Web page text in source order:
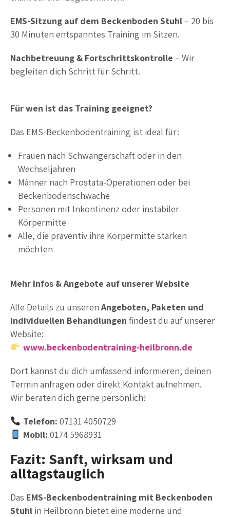
EMS-Sitzung auf dem Beckenboden Stuhl– 20 bis
30 Minuten entspanntes Training im Sitzen.
Nachbetreuung & Fortschrittskontrolle – Wir
begleiten dich Schritt für Schritt.
Für wen ist das Training geeignet?
Das EMS-Beckenbodentraining ist ideal für:
Frauen nach Schwangerschaft oder in den
Wechseljahren
Männer nach Prostata-Operationen oder bei
Beckenbodenschwäche
Personen mit Inkontinenz oder instabiler
Körpermitte
Alle, die präventiv ihre Körpermitte stärken
möchten
Mehr Infos & Angebote auf unserer Website
Alle Details zu unserenAngeboten, Paketen und
individuellen Behandlungen findest du auf unserer
Website:
www.beckenbodentraining-heilbronn.de
Dort kannst du dich umfassend informieren, deinen
Termin anfragen oder direkt Kontakt aufnehmen.
Wir beraten dich gerne persönlich!
Telefon: 07131 4050729
Mobil: 0174 5968931
Fazit: Sanft, wirksam und
alltagstauglich
Das EMS-Beckenbodentraining mit Beckenboden
Stuhl in Heilbronn bietet eine moderne und